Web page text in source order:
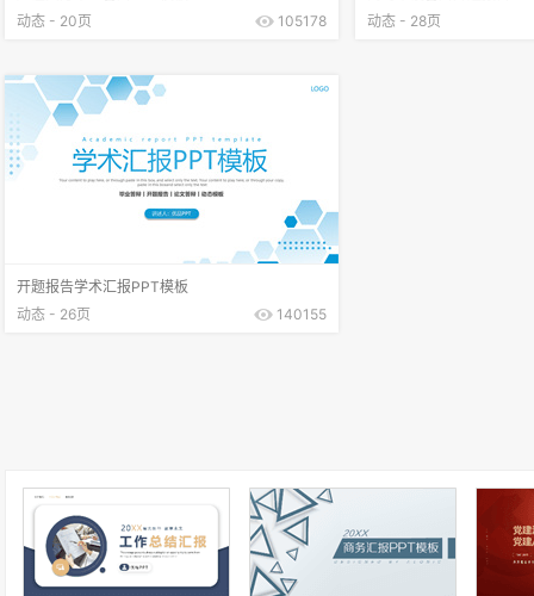
动态 - 20页
105178
动态 - 28页
开题报告学术汇报PPT模板
动态 - 26页
140155